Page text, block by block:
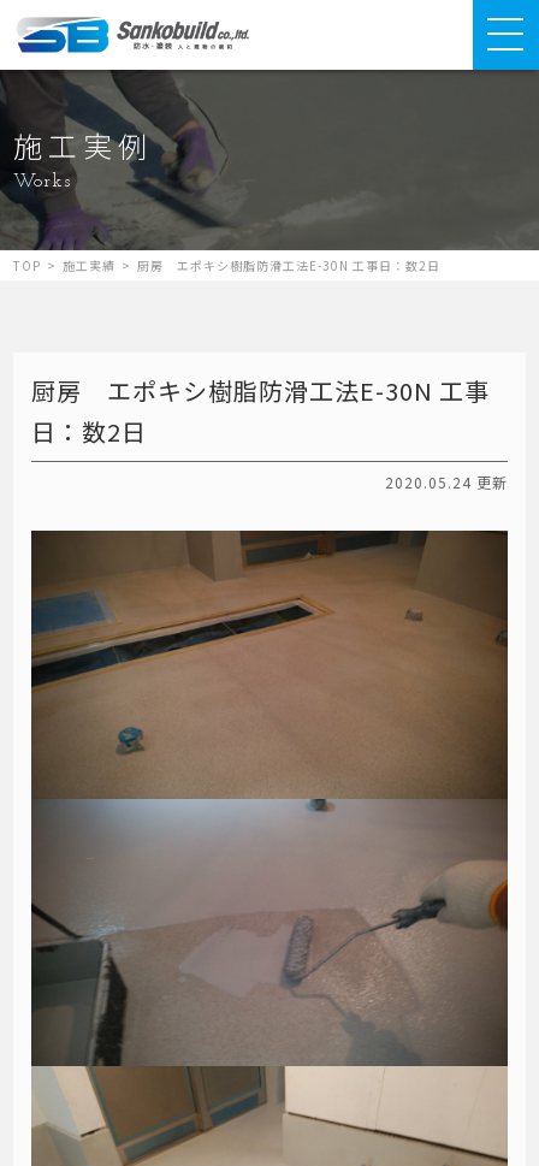
施工実例
Works
TOP > 施工実績 > 厨房 エポキシ樹脂防滑工法E-30N 工事日：数2日
厨房 エポキシ樹脂防滑工法E-30N 工事
日：数2日
2020.05.24 更新